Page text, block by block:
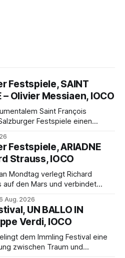
Festspiele, SAINT
– Olivier Messiaen, IOCO
Saint François
Festspiele einen
Maxime Pascal entfaltet
Philippe Sly berührt als
Festspiele, ARIADNE
Strauss, IOCO
Mondtag verlegt Richard
auf den Mars und verbindet
und den Wiener
der zweite Akt jedoch
Aug. 2026
UN BALLO IN
Verdi, IOCO
dem Immling Festival eine
zwischen Traum und